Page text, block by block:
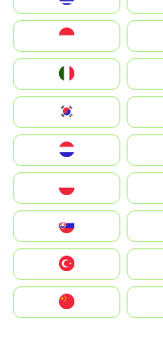
South Korea
United States
中國香港特別行政區